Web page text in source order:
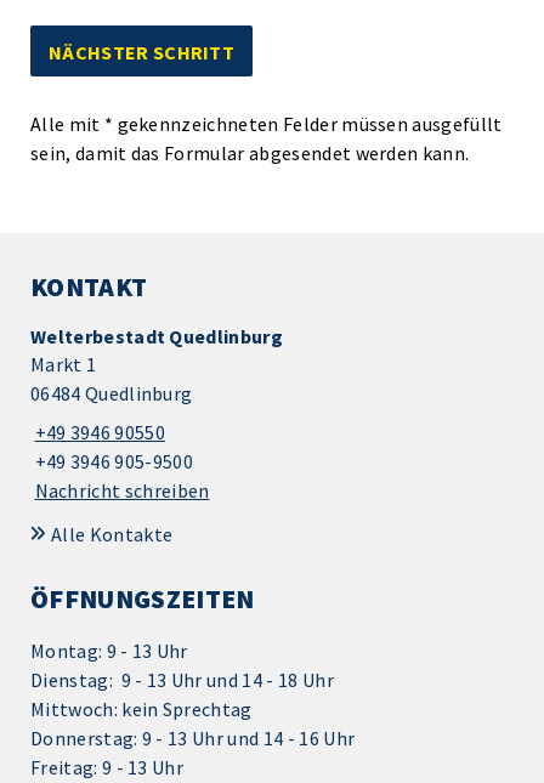
Alle mit * gekennzeichneten Felder müssen ausgefüllt
sein, damit das Formular abgesendet werden kann.
KONTAKT
Welterbestadt Quedlinburg
Markt 1
06484 Quedlinburg
+49 3946 90550
+49 3946 905-9500
Nachricht schreiben
Alle Kontakte
ÖFFNUNGSZEITEN
Montag: 9 - 13 Uhr
Dienstag: 9 - 13 Uhr und 14 - 18 Uhr
Mittwoch: kein Sprechtag
Donnerstag: 9 - 13 Uhr und 14 - 16 Uhr
Freitag: 9 - 13 Uhr